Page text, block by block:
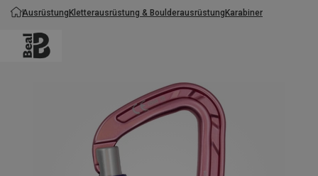
AusrüstungKletterausrüstung & BoulderausrüstungKarabiner